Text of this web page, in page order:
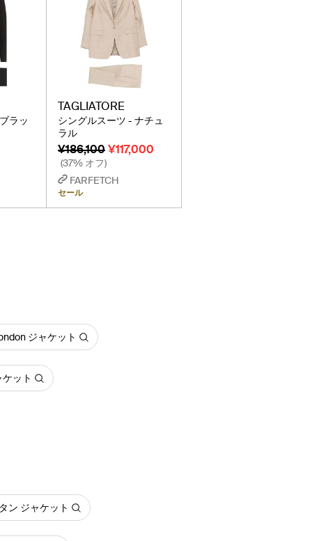
ラッ
TAGLIATORE
シングルスーツ - ナチュ
ラル
¥186,100¥117,000
(37% オフ)
FARFETCH
セール
ジャケット
ット
ン ジャケット